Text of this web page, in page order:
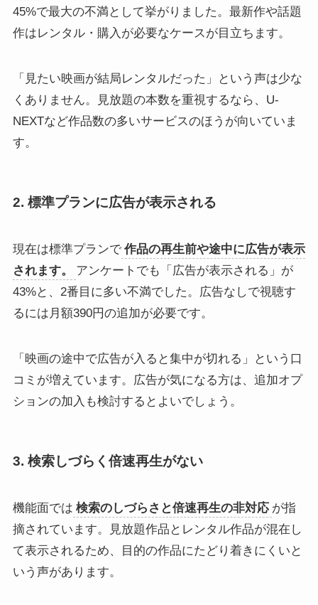
45%で最大の不満として挙がりました。最新作や話題
作はレンタル・購入が必要なケースが目立ちます。
「見たい映画が結局レンタルだった」という声は少な
くありません。見放題の本数を重視するなら、U-
NEXTなど作品数の多いサービスのほうが向いていま
す。
2. 標準プランに広告が表示される
現在は標準プランで 作品の再生前や途中に広告が表示
されます。
アンケートでも「広告が表示される」が
43%と、2番目に多い不満でした。広告なしで視聴す
るには月額390円の追加が必要です。
「映画の途中で広告が入ると集中が切れる」という口
コミが増えています。広告が気になる方は、追加オプ
ションの加入も検討するとよいでしょう。
3. 検索しづらく倍速再生がない
機能面では 検索のしづらさと倍速再生の非対応 が指
摘されています。見放題作品とレンタル作品が混在し
て表示されるため、目的の作品にたどり着きにくいと
いう声があります。